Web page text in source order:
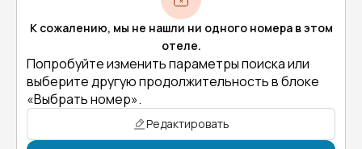
К сожалению, мы не нашли ни одного номера в этом
отеле.
Попробуйте изменить параметры поиска или
выберите другую продолжительность в блоке
«Выбрать номер».
Редактировать